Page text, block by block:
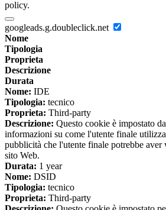
policy.
googleads.g.doubleclick.net
Nome
Tipologia
Proprieta
Descrizione
Durata
Nome: IDE
Tipologia: tecnico
Proprieta: Third-party
Descrizione: Questo cookie è impostato
informazioni su come l'utente finale
pubblicità che l'utente finale potrebbe
sito Web.
Durata: 1 year
Nome: DSID
Tipologia: tecnico
Proprieta: Third-party